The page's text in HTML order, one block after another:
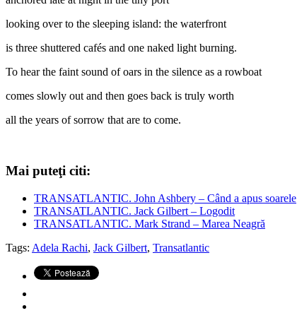
looking over to the sleeping island: the waterfront
is three shuttered cafés and one naked light burning.
To hear the faint sound of oars in the silence as a rowboat
comes slowly out and then goes back is truly worth
all the years of sorrow that are to come.
Mai puteţi citi:
TRANSATLANTIC. John Ashbery – Când a apus soarele
TRANSATLANTIC. Jack Gilbert – Logodit
TRANSATLANTIC. Mark Strand – Marea Neagră
Tags: Adela Rachi, Jack Gilbert, Transatlantic